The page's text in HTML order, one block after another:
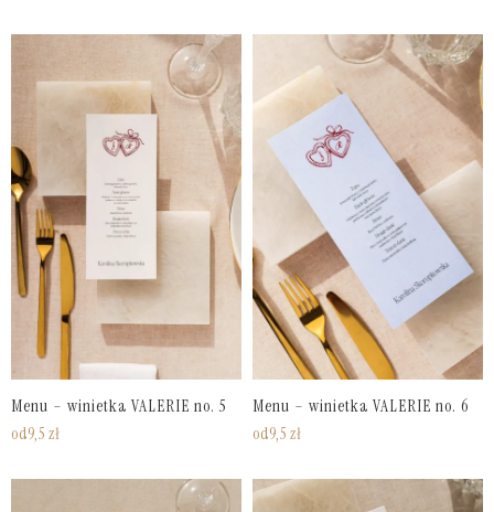
Menu – winietka VALERIE no. 5
od9,5 zł
Menu – winietka VALERIE no. 6
od9,5 zł